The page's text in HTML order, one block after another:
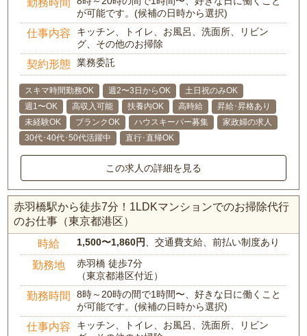
が可能です。(候補の日時から選択)
仕事内容
キッチン、トイレ、お風呂、洗面所、リビン
グ、その他のお掃除
契約形態 業務委託
スキマ時間勤務OK 週2〜3日からOK
土日祝のみOK
週1〜OK
高収入可能 扶養内OK 高時給
昇給･昇格あり
未経験OK
ブランクOK ハウスキーパー募集
家政婦の求人
30代･40代･50代活躍中
直行･直帰OK
この求人の詳細を見る
赤羽橋駅から徒歩7分！1LDKマンションでのお掃除代行
のお仕事（東京都港区）
時給 1,500〜1,860円、交通費支給、前払い制度あり
勤務地
赤羽橋 徒歩7分
（東京都港区付近）
勤務時間
8時～20時の間で1時間〜、好きな日に働くこと
が可能です。(候補の日時から選択)
仕事内容
キッチン、トイレ、お風呂、洗面所、リビン